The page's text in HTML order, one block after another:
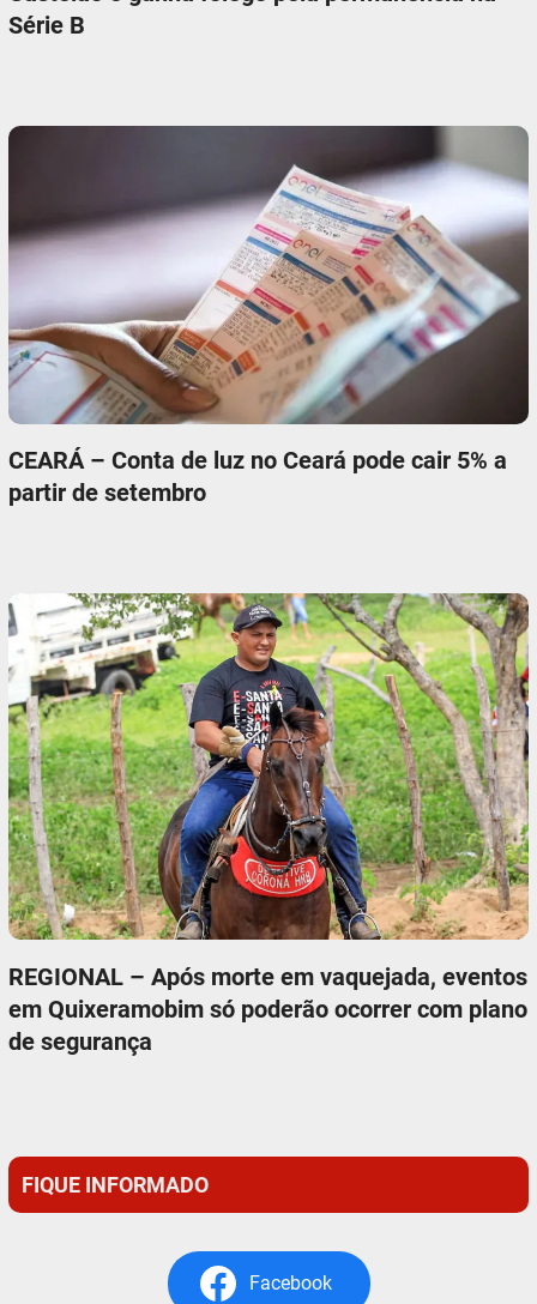
Série B
CEARÁ – Conta de luz no Ceará pode cair 5% a
partir de setembro
REGIONAL – Após morte em vaquejada, eventos
em Quixeramobim só poderão ocorrer com plano
de segurança
FIQUE INFORMADO
Facebook